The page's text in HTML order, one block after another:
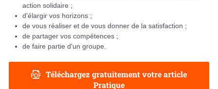
action solidaire ;
d'élargir vos horizons ;
de vous réaliser et de vous donner de la satisfaction ;
de partager vos compétences ;
de faire partie d'un groupe.
Téléchargez gratuitement votre article
Pratique